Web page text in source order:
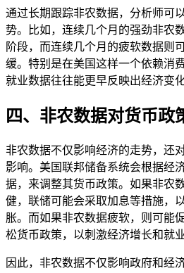
通过长期跟踪非农数据，分析师可
势。比如，连续几个月的强劲非农
阶段，而连续几个月的疲软数据则
缓。特别是在美国这样一个依赖消
就业数据往往能更早反映出经济变
四、非农数据对货币政
非农数据不仅影响经济的走势，还
影响。美国联邦储备系统会根据经
据，来调整其货币政策。如果非农
健，联储可能会采取加息等措施，
胀。而如果非农数据疲软，则可能
松货币政策，以刺激经济增长和就业
因此，非农数据不仅影响政府和经